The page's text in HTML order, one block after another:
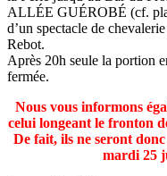
ALLÉE GUÉROBÉ (cf.
d’un spectacle de
Rebot.
Après 20h seule la portion
fermée.
Nous vous informons
celui longeant le fronton
De fait, ils ne seront
mardi 25